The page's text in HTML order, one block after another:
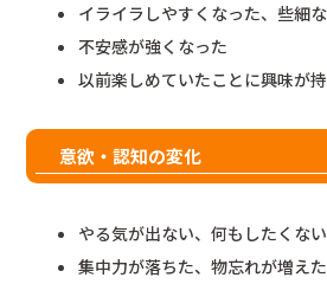
イライラしやすくなった、些細
不安感が強くなった
以前楽しめていたことに興味が
意欲・認知の変化
やる気が出ない、何もしたくない
集中力が落ちた、物忘れが増えた